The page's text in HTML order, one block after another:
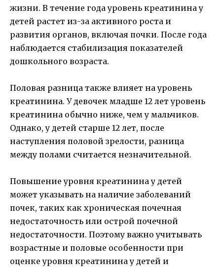
жизни. В течение года уровень креатинина у
детей растет из-за активного роста и
развития органов, включая почки. После года
наблюдается стабилизация показателей
дошкольного возраста.
Половая разница также влияет на уровень
креатинина. У девочек младше 12 лет уровень
креатинина обычно ниже, чем у мальчиков.
Однако, у детей старше 12 лет, после
наступления половой зрелости, разница
между полами считается незначительной.
Повышение уровня креатинина у детей
может указывать на наличие заболеваний
почек, таких как хроническая почечная
недостаточность или острой почечной
недостаточности. Поэтому важно учитывать
возрастные и половые особенности при
оценке уровня креатинина у детей и